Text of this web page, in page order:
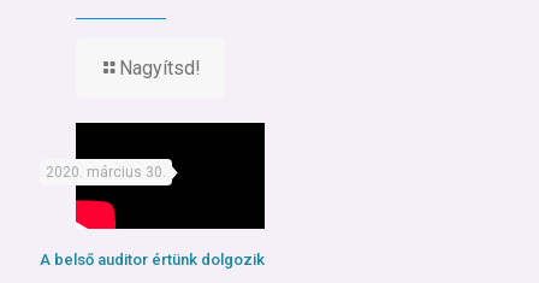
Nagyítsd!
2020. március 30.
A belső auditor értünk dolgozik